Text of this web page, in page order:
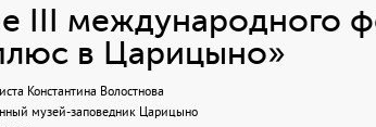
III международного
в Царицыно»
Константина Волостнова
музей-заповедник Царицыно